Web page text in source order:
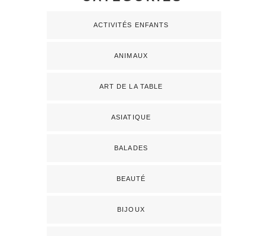
ACTIVITÉS ENFANTS
ANIMAUX
ART DE LA TABLE
ASIATIQUE
BALADES
BEAUTÉ
BIJOUX